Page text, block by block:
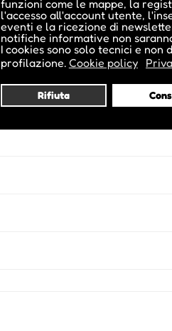
funzioni come le mappe, la
l'accesso all'account utente,
eventi e la ricezione di
notifiche informative non
I cookies sono solo tecnici e non
profilazione. Cookie policy
Rifiuta